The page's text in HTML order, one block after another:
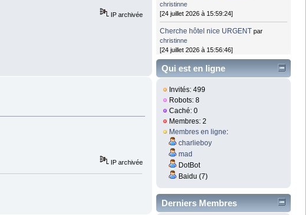
IP archivée
IP archivée
christinne
[24 juillet 2026 à 15:59:24]
Cherche hôtel nice URGENT par
christinne
[24 juillet 2026 à 15:56:46]
Qui est en ligne
Invités: 499
Robots: 8
Caché: 0
Membres: 2
Membres en ligne:
charlieboy
mad
DotBot
Baidu (7)
Derniers Membres